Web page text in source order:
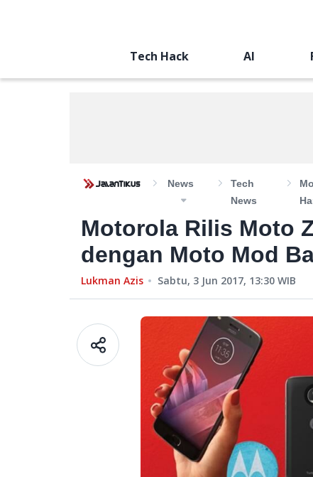
Tech Hack AI
News
Tech
News
Motorola Rilis Moto
dengan Moto Mod
Lukman Azis Sabtu, 3 Jun 2017, 13:30 WIB